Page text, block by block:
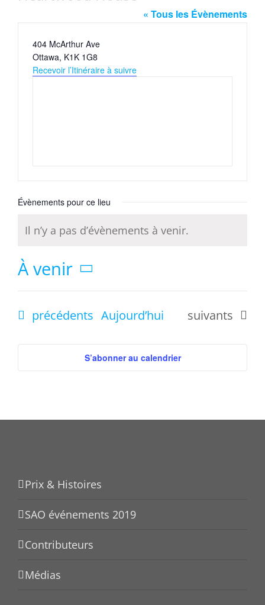
« Tous les Évènements
Adresse
404 McArthur Ave
Ottawa, K1K 1G8
Recevoir l’Itinéraire à suivre
Évènements pour ce lieu
Notice
Il n’y a pas d’évènements à venir.
À venir
une
date.
Évènements
précédents Aujourd’hui Évènements
suivants
S’abonner au calendrier
Prix & Histoires
SAO événements 2019
Contributeurs
Médias